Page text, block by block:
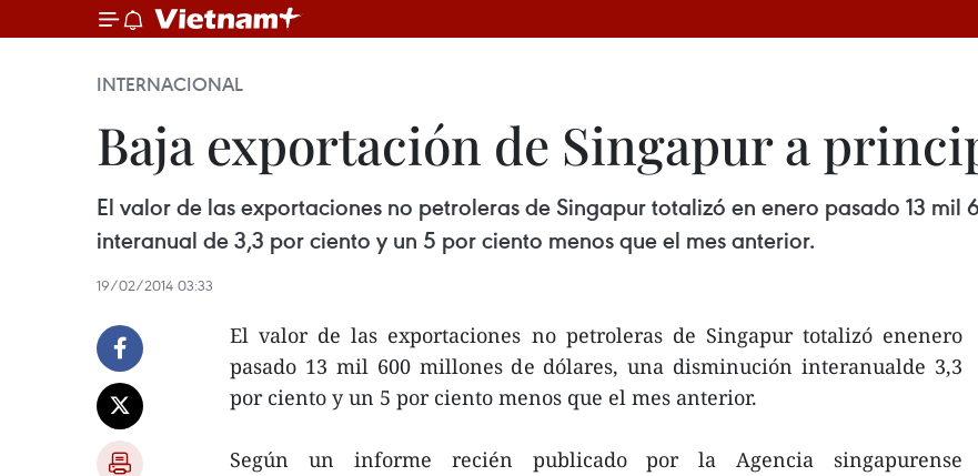
INTERNACIONAL
Baja exportación de Singapur a
El valor de las exportaciones no petroleras de Singapur totalizó en enero pasado 13
interanual de 3,3 por ciento y un 5 por ciento menos que el mes anterior.
19/02/2014 03:33
El valor de las exportaciones no petroleras de Singapur totalizó enenero
pasado 13 mil 600 millones de dólares, una disminución interanualde 3,3
por ciento y un 5 por ciento menos que el mes anterior.
Según un informe recién publicado por la Agencia singapurense